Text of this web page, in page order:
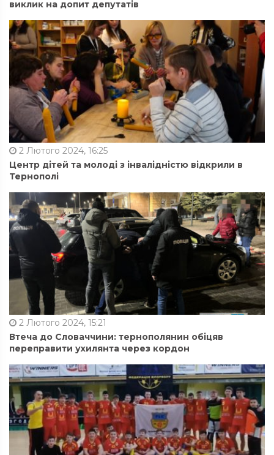
виклик на допит депутатів
2 Лютого 2024, 16:25
Центр дітей та молоді з інвалідністю відкрили в
Тернополі
2 Лютого 2024, 15:21
Втеча до Словаччини: тернополянин обіцяв
переправити ухилянта через кордон